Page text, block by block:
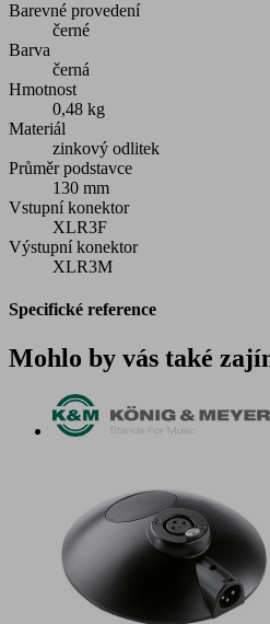
Barevné provedení
černé
Barva
černá
Hmotnost
0,48 kg
Materiál
zinkový odlitek
Průměr podstavce
130 mm
Vstupní konektor
XLR3F
Výstupní konektor
XLR3M
Specifické reference
Mohlo by vás také